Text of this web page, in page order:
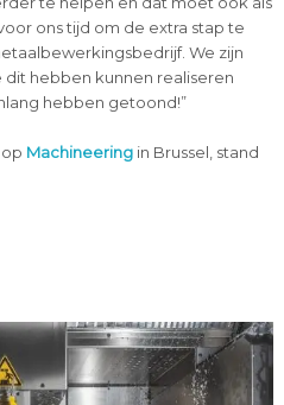
ons tijd om de extra stap te
We zijn
hebben kunnen realiseren
hebben getoond!”
Machineeringin Brussel, stand